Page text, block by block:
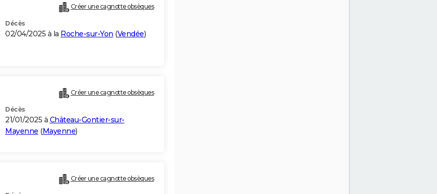
Créer une cagnotte obsèques
Décès
02/04/2025 à la Roche-sur-Yon (Vendée)
Créer une cagnotte obsèques
Décès
21/01/2025 à Château-Gontier-sur-
Mayenne (Mayenne)
Créer une cagnotte obsèques